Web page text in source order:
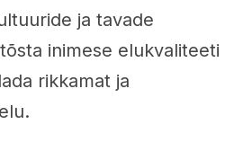
ja tavade
inimese elukvaliteeti
rikkamat ja